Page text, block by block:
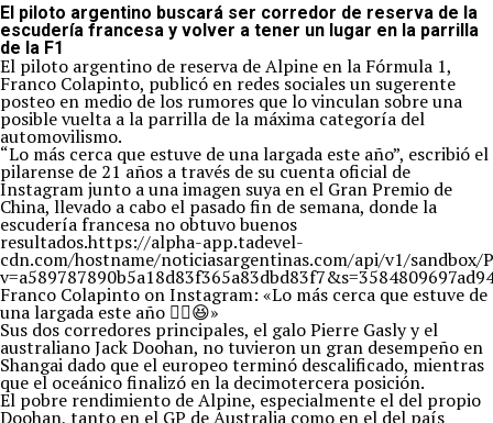
El piloto argentino buscará ser corredor de reserva de la
escudería francesa y volver a tener un lugar en la parrilla
de la F1
El piloto argentino de reserva de Alpine en la Fórmula 1,
Franco Colapinto, publicó en redes sociales un sugerente
posteo en medio de los rumores que lo vinculan sobre una
posible vuelta a la parrilla de la máxima categoría del
automovilismo.
“Lo más cerca que estuve de una largada este año”, escribió el
pilarense de 21 años a través de su cuenta oficial de
Instagram junto a una imagen suya en el Gran Premio de
China, llevado a cabo el pasado fin de semana, donde la
escudería francesa no obtuvo buenos
resultados.https://alpha-app.tadevel-
cdn.com/hostname/noticiasargentinas.com/api/v1/sandbox/
Franco Colapinto on Instagram: «Lo más cerca que estuve de
una largada este año ✌🏼😆»
Sus dos corredores principales, el galo Pierre Gasly y el
australiano Jack Doohan, no tuvieron un gran desempeño en
Shangai dado que el europeo terminó descalificado, mientras
que el oceánico finalizó en la decimotercera posición.
El pobre rendimiento de Alpine, especialmente el del propio
Doohan, tanto en el GP de Australia como en el del país